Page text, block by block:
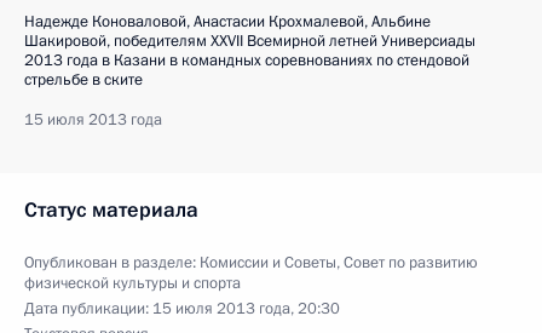
Надежде Коноваловой, Анастасии Крохмалевой, Альбине
Шакировой, победителям XXVII Всемирной летней Универсиады
2013 года в Казани в командных соревнованиях по стендовой
стрельбе в ските
15 июля 2013 года
Статус материала
Опубликован в разделе: Комиссии и Советы,Совет по развитию
физической культуры и спорта
Дата публикации: 15 июля 2013 года, 20:30